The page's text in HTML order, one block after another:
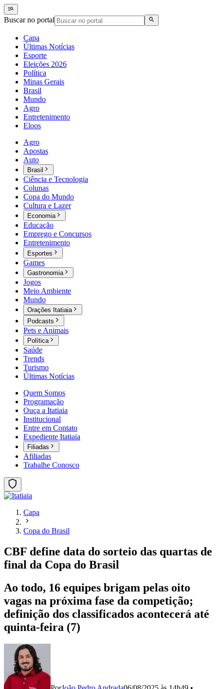
Buscar no portal
Capa
Últimas Notícias
Esporte
Eleições 2026
Política
Minas Gerais
Brasil
Mundo
Agro
Entretenimento
Eloos
Agro
Apostas
Auto
Brasil
Ciência e Tecnologia
Colunas
Copa do Mundo
Cultura e Lazer
Economia
Educação
Emprego e Concursos
Entretenimento
Esportes
Games
Gastronomia
Jogos
Meio Ambiente
Mundo
Orações Itatiaia
Podcasts
Pets e Animais
Política
Saúde
Trends
Turismo
Últimas Notícias
Quem Somos
Programação
Ouça a Itatiaia
Institucional
Entre em Contato
Expediente Itatiaia
Filiadas
Afiliadas
Trabalhe Conosco
Capa
Copa do Brasil
CBF define data do sorteio das quartas de
final da Copa do Brasil
Ao todo, 16 equipes brigam pelas oito
vagas na próxima fase da competição;
definição dos classificados acontecerá até
quinta-feira (7)